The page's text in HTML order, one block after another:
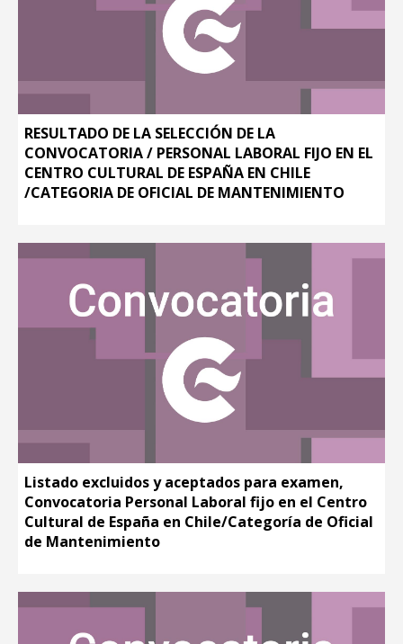
RESULTADO DE LA SELECCIÓN DE LA
CONVOCATORIA / PERSONAL LABORAL FIJO EN EL
CENTRO CULTURAL DE ESPAÑA EN CHILE
/CATEGORIA DE OFICIAL DE MANTENIMIENTO
Listado excluidos y aceptados para examen,
Convocatoria Personal Laboral fijo en el Centro
Cultural de España en Chile/Categoría de Oficial
de Mantenimiento